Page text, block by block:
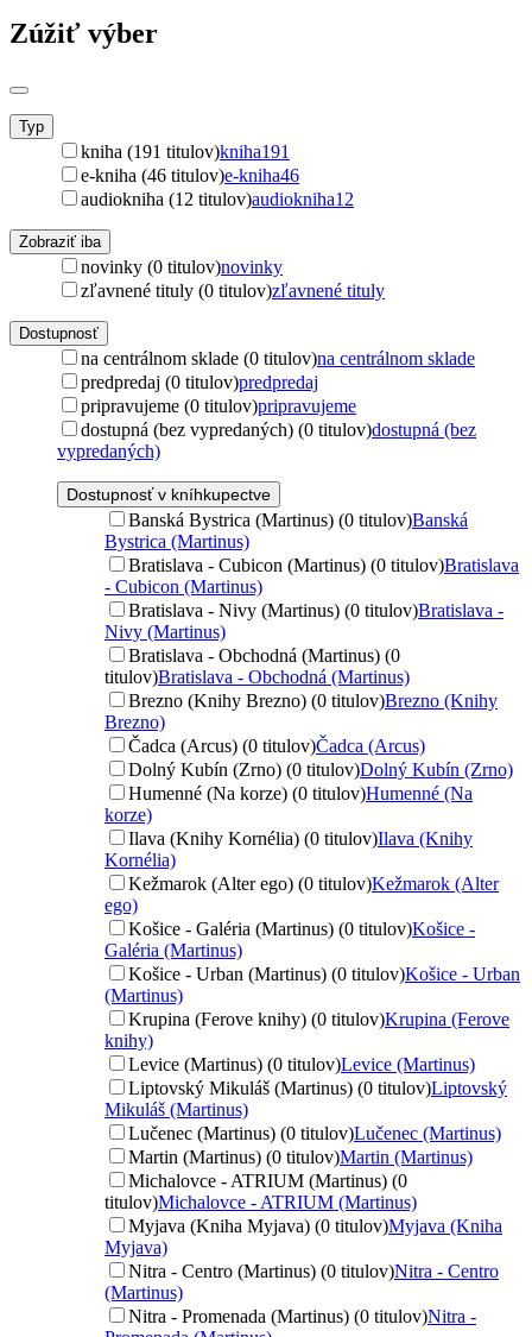
Zúžiť výber
Typ
kniha (191 titulov)kniha191
e-kniha (46 titulov)e-kniha46
audiokniha (12 titulov)audiokniha12
Zobraziť iba
novinky (0 titulov)novinky
zľavnené tituly (0 titulov)zľavnené tituly
Dostupnosť
na centrálnom sklade (0 titulov)na centrálnom sklade
predpredaj (0 titulov)predpredaj
pripravujeme (0 titulov)pripravujeme
dostupná (bez vypredaných) (0 titulov)dostupná (bez
vypredaných)
Dostupnosť v kníhkupectve
Banská Bystrica (Martinus) (0 titulov)Banská
Bystrica (Martinus)
Bratislava - Cubicon (Martinus) (0 titulov)Bratislava
- Cubicon (Martinus)
Bratislava - Nivy (Martinus) (0 titulov)Bratislava -
Nivy (Martinus)
Bratislava - Obchodná (Martinus) (0
titulov)Bratislava - Obchodná (Martinus)
Brezno (Knihy Brezno) (0 titulov)Brezno (Knihy
Brezno)
Čadca (Arcus) (0 titulov)Čadca (Arcus)
Dolný Kubín (Zrno) (0 titulov)Dolný Kubín (Zrno)
Humenné (Na korze) (0 titulov)Humenné (Na
korze)
Ilava (Knihy Kornélia) (0 titulov)Ilava (Knihy
Kornélia)
Kežmarok (Alter ego) (0 titulov)Kežmarok (Alter
ego)
Košice - Galéria (Martinus) (0 titulov)Košice -
Galéria (Martinus)
Košice - Urban (Martinus) (0 titulov)Košice - Urban
(Martinus)
Krupina (Ferove knihy) (0 titulov)Krupina (Ferove
knihy)
Levice (Martinus) (0 titulov)Levice (Martinus)
Liptovský Mikuláš (Martinus) (0 titulov)Liptovský
Mikuláš (Martinus)
Lučenec (Martinus) (0 titulov)Lučenec (Martinus)
Martin (Martinus) (0 titulov)Martin (Martinus)
Michalovce - ATRIUM (Martinus) (0
titulov)Michalovce - ATRIUM (Martinus)
Myjava (Kniha Myjava) (0 titulov)Myjava (Kniha
Myjava)
Nitra - Centro (Martinus) (0 titulov)Nitra - Centro
(Martinus)
Nitra - Promenada (Martinus) (0 titulov)Nitra -